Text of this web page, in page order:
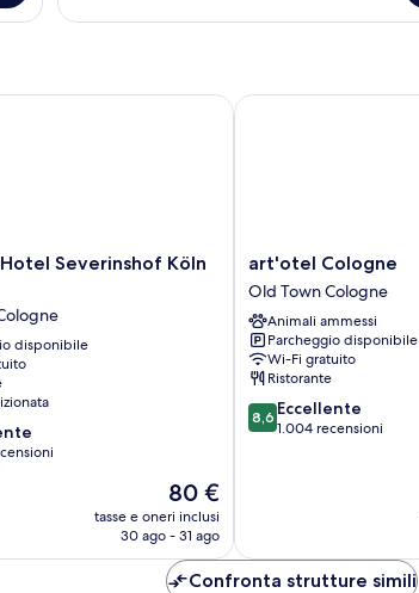
Severinshof Köln
disponibile
Il
prezzo
attuale
80 €
80 €
tasse e oneri inclusi
30 ago - 31 ago
Severinshof Köln City
art'otel
Cologne
Old
Town
Cologne
art'otel Cologne
Old Town Cologne
Animali ammessi
Parcheggio disponibile
Wi-Fi gratuito
Ristorante
8.6
su
8,6 Eccellente
1.004 recensioni
art'otel Cologne
Confronta strutture simili